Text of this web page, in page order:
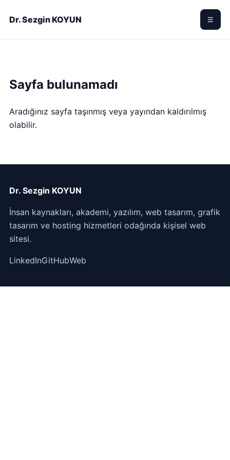
Dr. Sezgin KOYUN ☰
Sayfa bulunamadı
Aradığınız sayfa taşınmış veya yayından kaldırılmış
olabilir.
Dr. Sezgin KOYUN
İnsan kaynakları, akademi, yazılım, web tasarım, grafik
tasarım ve hosting hizmetleri odağında kişisel web
sitesi.
LinkedInGitHubWeb